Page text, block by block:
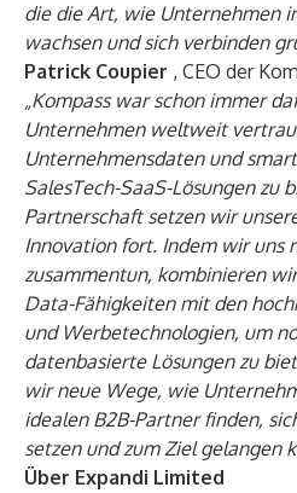
die die Art, wie Unternehmen
wachsen und sich verbinden
Patrick Coupier , CEO der
„Kompass war schon immer
Unternehmen weltweit
Unternehmensdaten und
SalesTech-SaaS-Lösungen zu
Partnerschaft setzen wir
Innovation fort. Indem wir uns
zusammentun, kombinieren
Data-Fähigkeiten mit den
und Werbetechnologien, um
datenbasierte Lösungen zu
wir neue Wege, wie
idealen B2B-Partner finden,
setzen und zum Ziel gelangen
Über Expandi Limited